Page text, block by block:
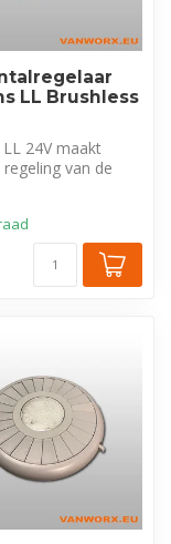
LL Brushless
24V maakt
van de